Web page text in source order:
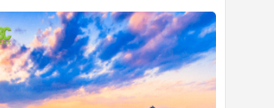
口
說
營
｜
月
外
師
帶
英